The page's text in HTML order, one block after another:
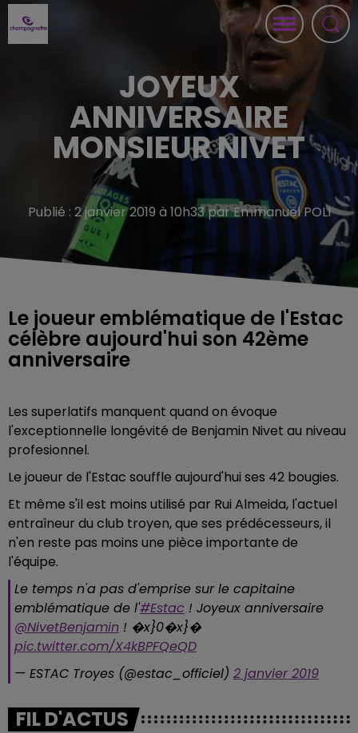
JOYEUX
ANNIVERSAIRE
MONSIEUR NIVET
Publié : 2 janvier 2019 à 10h33 par Emmanuel POLI
Le joueur emblématique de l'Estac
célèbre aujourd'hui son 42ème
anniversaire
Les superlatifs manquent quand on évoque
l'exceptionnelle longévité de Benjamin Nivet au niveau
profesionnel.
Le joueur de l'Estac souffle aujourd'hui ses 42 bougies.
Et même s'il est moins utilisé par Rui Almeida, l'actuel
entraîneur du club troyen, que ses prédécesseurs, il
n'en reste pas moins une pièce importante de
l'équipe.
Le temps n'a pas d'emprise sur le capitaine
emblématique de l'#Estac ! Joyeux anniversaire
@NivetBenjamin ! �x}0�x}�
pic.twitter.com/X4kBPFQeQD
— ESTAC Troyes (@estac_officiel) 2 janvier 2019
FIL D'ACTUS